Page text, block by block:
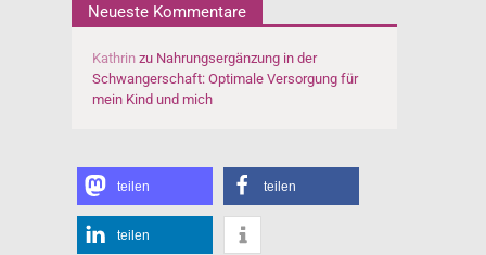
Neueste Kommentare
Kathrinzu Nahrungsergänzung in der
Schwangerschaft: Optimale Versorgung für
mein Kind und mich
teilen teilen
teilen